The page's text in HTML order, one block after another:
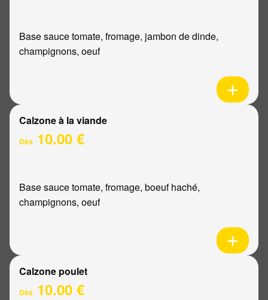
Base sauce tomate, fromage, jambon de dinde,
champignons, oeuf
Calzone à la viande
Dès 10.00 €
Base sauce tomate, fromage, boeuf haché,
champignons, oeuf
Calzone poulet
Dès 10.00 €